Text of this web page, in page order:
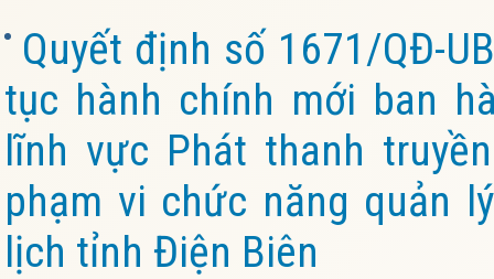
Quyết định số 1671/QĐ-
tục hành chính mới ban
lĩnh vực Phát thanh
phạm vi chức năng quản
lịch tỉnh Điện Biên